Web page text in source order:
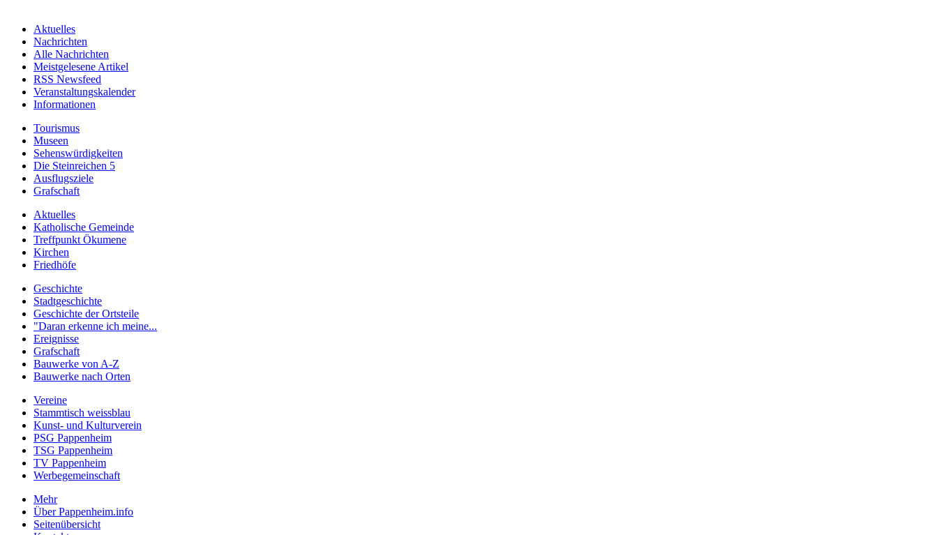
Aktuelles
Nachrichten
Alle Nachrichten
Meistgelesene Artikel
RSS Newsfeed
Veranstaltungskalender
Informationen
Tourismus
Museen
Sehenswürdigkeiten
Die Steinreichen 5
Ausflugsziele
Grafschaft
Aktuelles
Katholische Gemeinde
Treffpunkt Ökumene
Kirchen
Friedhöfe
Geschichte
Stadtgeschichte
Geschichte der Ortsteile
"Daran erkenne ich meine...
Ereignisse
Grafschaft
Bauwerke von A-Z
Bauwerke nach Orten
Vereine
Stammtisch weissblau
Kunst- und Kulturverein
PSG Pappenheim
TSG Pappenheim
TV Pappenheim
Werbegemeinschaft
Mehr
Über Pappenheim.info
Seitenübersicht